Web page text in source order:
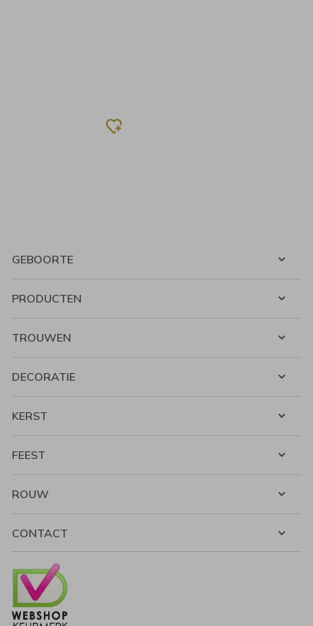
GEBOORTE
PRODUCTEN
TROUWEN
DECORATIE
KERST
FEEST
ROUW
CONTACT